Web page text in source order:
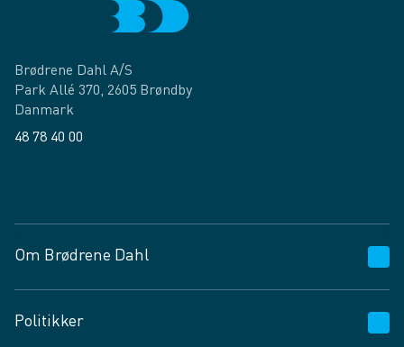
Brødrene Dahl A/S
Park Allé 370, 2605 Brøndby
Danmark
48 78 40 00
Om Brødrene Dahl
Vagttelefon 30 10 89 89
Politikker